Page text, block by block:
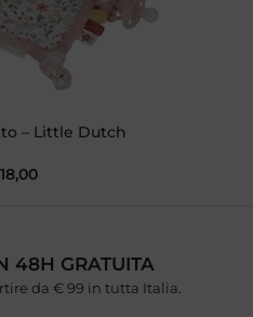
– Little Dutch
18,00
48H GRATUITA
da € 99 in tutta Italia.